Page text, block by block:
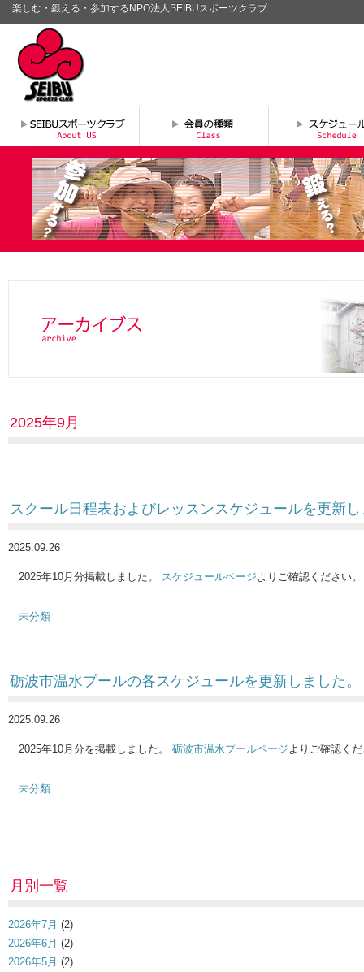
楽しむ・鍛える・参加するNPO法人SEIBUスポーツクラブ
2025年9月
スクール日程表およびレッスンスケジュールを更新
2025.09.26
2025年10月分掲載しました。 スケジュールページよりご確認ください。
未分類
砺波市温水プールの各スケジュールを更新しました。
2025.09.26
2025年10月分を掲載しました。 砺波市温水プールページよりご確認く
未分類
月別一覧
2026年7月 (2)
2026年6月 (2)
2026年5月 (2)